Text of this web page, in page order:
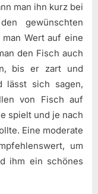
man ihn kurz bei
gewünschten
Wert auf eine
den Fisch auch
bis er zart und
lässt sich sagen,
von Fisch auf
spielt und je nach
Eine moderate
um
ihm ein schönes